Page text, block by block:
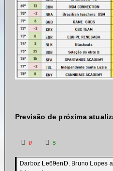
Previsão de próxima
0 5
Darboz Le69enD, Bruno Lopes